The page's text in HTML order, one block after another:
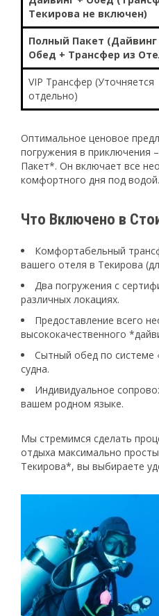
Текирова не включен)
Полный Пакет (Дайвинг
Обед + Трансфер из
VIP Трансфер (Уточняется
отдельно)
Оптимальное ценовое
погружения в приключения
Пакет*. Он включает все
комфортного дня под водой.
Что Включено в
Комфортабельный
вашего отеля в Текирова
Два погружения с
различных локациях.
Предоставление всего
высококачественного
Сытный обед по системе
судна.
Индивидуальное
вашем родном языке.
Мы стремимся сделать
отдыха максимально
Текирова*, вы выбираете